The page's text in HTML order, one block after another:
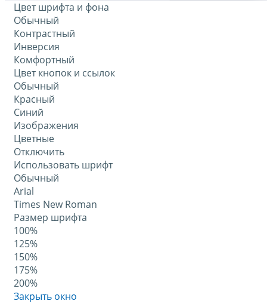
Цвет шрифта и фона
Обычный
Контрастный
Инверсия
Комфортный
Цвет кнопок и ссылок
Обычный
Красный
Синий
Изображения
Цветные
Отключить
Использовать шрифт
Обычный
Arial
Times New Roman
Размер шрифта
100%
125%
150%
175%
200%
Закрыть окно